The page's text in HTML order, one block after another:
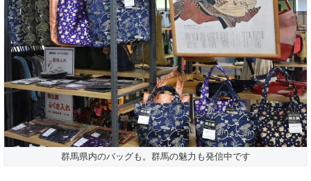
群馬県内のバッグも。群馬の魅力も発信中です